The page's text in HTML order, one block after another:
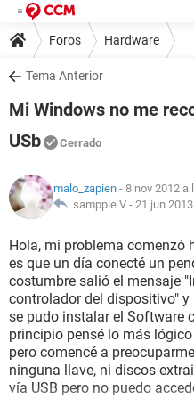
Foros Hardware
Tema Anterior
Mi Windows no me
USb
Cerrado
malo_zapien - 8 nov 2012 a
sampple V - 21 jun
Hola, mi problema comenzó
es que un día conecté un
costumbre salió el mensaje
controlador del dispositivo"
se pudo instalar el Software
principio pensé lo más
pero comencé a
ninguna llave, ni discos
vía USB pero no puedo